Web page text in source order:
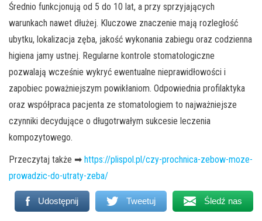
Średnio funkcjonują od 5 do 10 lat, a przy sprzyjających
warunkach nawet dłużej. Kluczowe znaczenie mają rozległość
ubytku, lokalizacja zęba, jakość wykonania zabiegu oraz codzienna
higiena jamy ustnej. Regularne kontrole stomatologiczne
pozwalają wcześnie wykryć ewentualne nieprawidłowości i
zapobiec poważniejszym powikłaniom. Odpowiednia profilaktyka
oraz współpraca pacjenta ze stomatologiem to najważniejsze
czynniki decydujące o długotrwałym sukcesie leczenia
kompozytowego.
Przeczytaj także ➡ https://plispol.pl/czy-prochnica-zebow-moze-
prowadzic-do-utraty-zeba/
Udostępnij Tweetuj Śledź nas